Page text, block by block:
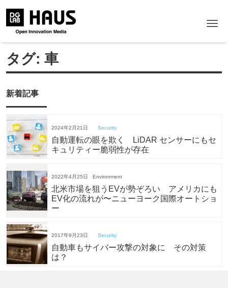
タグ: 車
新着記事
2024年2月21日 Security
自動運転の眼を欺く LiDAR センサーにもセ
キュリティー脆弱性が存在
2022年4月25日 Environment
北米市場を狙うEVが勢ぞろい アメリカにも
EV化の流れが〜ニューヨーク国際オートショ
ー
2017年9月23日 Security
自動車もサイバー攻撃の対象に その対策
は？